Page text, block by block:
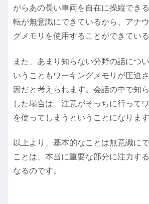
がらあの長い車両を自在に操縦でき
転が無意識にできているから、アナ
グメモリを使用することができている
また、あまり知らない分野の話につ
いうこともワーキングメモリが圧迫
因だと考えられます。会話の中で知
した場合は、注意がそっちに行って
を使ってしまうということになります
以上より、基本的なことは無意識に
ことは、本当に重要な部分に注力す
なるのです。